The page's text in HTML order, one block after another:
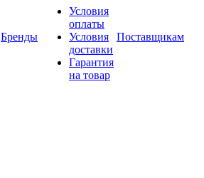
Бренды
Условия
оплаты
Условия
доставки
Гарантия
на товар
Поставщикам